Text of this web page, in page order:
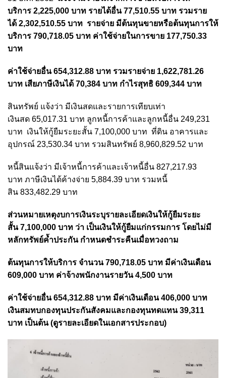
บริการ 2,225,000 บาท รายได้อื่น 77,510.55 บาท รวมราย
ได้ 2,302,510.55 บาท รายจ่าย มีต้นทุนขายหรือต้นทุนการให้
บริการ 790,718.05 บาท ค่าใช้จ่ายในการขาย 177,750.33
บาท
ค่าใช้จ่ายอื่น 654,312.88 บาท รวมรายจ่าย 1,622,781.26
บาท เสียภาษีเงินได้ 70,384 บาท กำไรสุทธิ 609,344 บาท
สินทรัพย์ แจ้งว่า มีเงินสดและรายการเทียบเท่า
เงินสด 65,017.31 บาท ลูกหนี้การค้าและลูกหนี้อื่น 249,231
บาท เงินให้กู้ยืมระยะสั้น 7,100,000 บาท ที่ดิน อาคารและ
อุปกรณ์ 23,530.34 บาท รวมสินทรัพย์ 8,960,829.52 บาท
หนี้สินแจ้งว่า มีเจ้าหนี้การค้าและเจ้าหนี้อื่น 827,217.93
บาท ภาษีเงินได้ค้างจ่าย 5,884.39 บาท รวมหนี้
สิน 833,482.29 บาท
ส่วนหมายเหตุงบการเงินระบุรายละเอียดเงินให้กู้ยืมระยะ
สั้น 7,100,000 บาท ว่า เป็นเงินให้กู้ยืมแก่กรรมการ โดยไม่มี
หลักทรัพย์ค้ำประกัน กำหนดชำระคืนเมื่อทวงถาม
ต้นทุนการให้บริการ จำนวน 790,718.05 บาท มีค่าเงินเดือน
609,000 บาท ค่าจ้างพนักงานรายวัน 4,500 บาท
ค่าใช้จ่ายอื่น 654,312.88 บาท มีค่าเงินเดือน 406,000 บาท
เงินสมทบกองทุนประกันสังคมและกองทุนทดแทน 39,311
บาท เป็นต้น (ดูรายละเอียดในเอกสารประกอบ)